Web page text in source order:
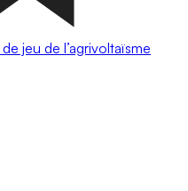
jeu de l’agrivoltaïsme